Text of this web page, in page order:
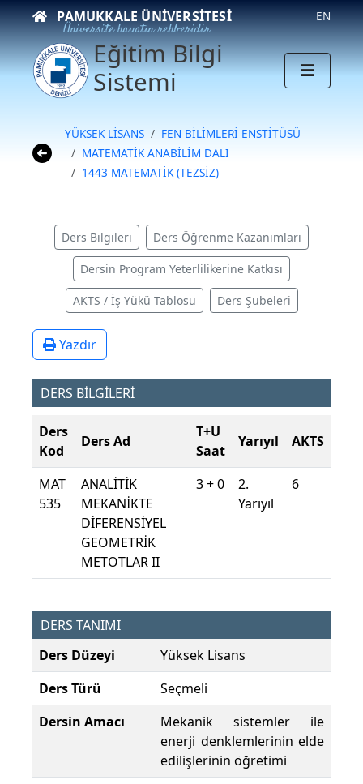
PAMUKKALE ÜNIVERSITESI
Üniversite hayatın rehberidir
EN
Eğitim Bilgi
Sistemi
YÜKSEK LİSANS
FEN BİLİMLERİ ENSTİTÜSÜ
MATEMATİK ANABİLİM DALI
1443 MATEMATİK (TEZSİZ)
Ders Bilgileri Ders Öğrenme Kazanımları
Dersin Program Yeterlilikerine Katkısı
AKTS / İş Yükü Tablosu Ders Şubeleri
Yazdır
DERS BİLGİLERİ
Ders
Kod
Ders Ad
T+U
Saat
Yarıyıl AKTS
MAT
535
ANALİTİK
MEKANİKTE
DİFERENSİYEL
GEOMETRİK
METOTLAR II
3 + 0
2.
Yarıyıl
6
DERS TANIMI
Ders Düzeyi
Yüksek Lisans
Ders Türü
Seçmeli
Dersin Amacı
Mekanik sistemler ile
enerji denklemlerinin elde
edilişlerinin öğretimi